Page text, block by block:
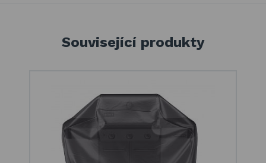
Související produkty